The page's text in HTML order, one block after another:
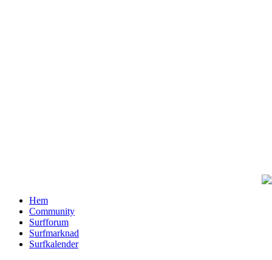
Hem
Community
Surfforum
Surfmarknad
Surfkalender